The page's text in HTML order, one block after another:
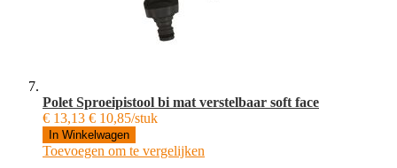
Polet Sproeipistool bi mat verstelbaar soft face
€ 13,13 € 10,85/stuk
In Winkelwagen
Toevoegen om te vergelijken